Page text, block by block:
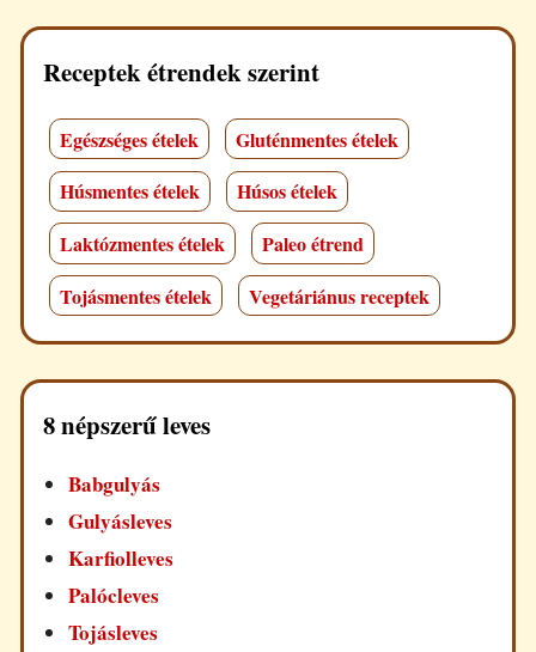
Receptek étrendek szerint
Egészséges ételek
Gluténmentes ételek
Húsmentes ételek
Húsos ételek
Laktózmentes ételek
Paleo étrend
Tojásmentes ételek
Vegetáriánus receptek
8 népszerű leves
Babgulyás
Gulyásleves
Karfiolleves
Palócleves
Tojásleves